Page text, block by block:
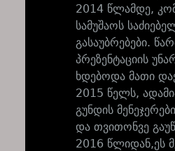
2014 წლამდე,
სამუშაოს
გასაუბრებები.
პრეზენტაციის
ხდებოდა მათი
2015 წელს,
გუნდის
და თვითონვე
2016 წლიდან,ეს